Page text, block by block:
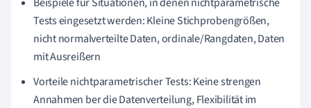
Tests eingesetzt werden: Kleine Stichprobengrößen,
nicht normalverteilte Daten, ordinale/Rangdaten, Daten
mit Ausreißern
Vorteile nichtparametrischer Tests: Keine strengen
Annahmen ber die Datenverteilung, Flexibilität im